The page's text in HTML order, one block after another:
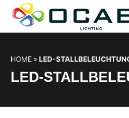
HOME» LED-
LED-